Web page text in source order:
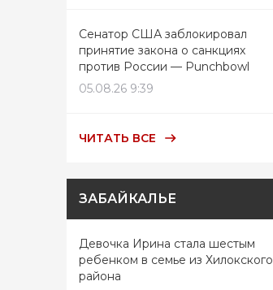
Сенатор США заблокировал
принятие закона о санкциях
против России — Punchbowl
05.08.26 9:39
ЧИТАТЬ ВСЕ
ЗАБАЙКАЛЬЕ
Девочка Ирина стала шестым
ребенком в семье из Хилокского
района